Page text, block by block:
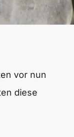
vor nun
diese